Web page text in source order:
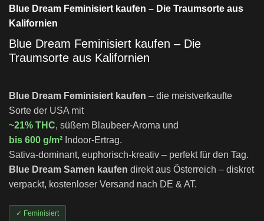
Blue Dream Feminisiert kaufen – Die Traumsorte aus
Kalifornien
Blue Dream Feminisiert kaufen – Die
Traumsorte aus Kalifornien
Blue Dream Feminisiert kaufen – die meistverkaufte
Sorte der USA mit
~21% THC, süßem Blaubeer-Aroma und
bis 600 g/m² Indoor-Ertrag.
Sativa-dominant, euphorisch-kreativ – perfekt für den Tag.
Blue Dream Samen kaufen direkt aus Österreich – diskret
verpackt, kostenloser Versand nach DE & AT.
✓ Feminisiert